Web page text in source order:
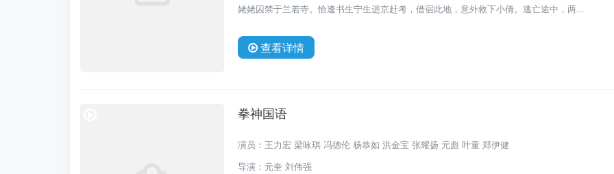
姥姥囚禁于兰若寺。恰逢书生宁生进京赶考，借宿此地，意外救下小倩。逃亡途中，两...
查看详情
拳神国语
演员：王力宏 梁咏琪 冯德伦 杨恭如 洪金宝 张耀扬 元彪 叶童 郑伊健
导演：元奎 刘伟强